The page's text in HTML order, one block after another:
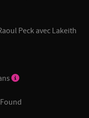
Peck avec Lakeith